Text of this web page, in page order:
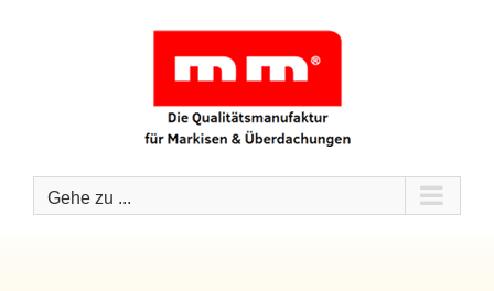
Gehe zu ...